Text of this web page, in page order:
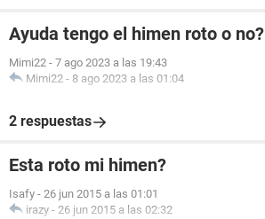
Ayuda tengo el himen roto o no?
Mimi22 - 7 ago 2023 a las 19:43
Mimi22 - 8 ago 2023 a las 01:04
2 respuestas
Esta roto mi himen?
Isafy - 26 jun 2015 a las 01:01
irazy - 26 jun 2015 a las 02:32